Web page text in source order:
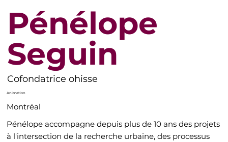
Pénélope
Seguin
Cofondatrice ohisse
Animation
Montréal
Pénélope accompagne depuis plus de 10 ans des projets
à l'intersection de la recherche urbaine, des processus